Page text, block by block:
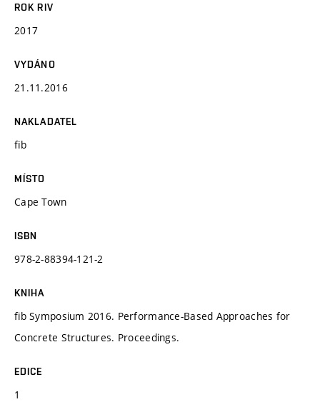
ROK RIV
2017
VYDÁNO
21.11.2016
NAKLADATEL
fib
MÍSTO
Cape Town
ISBN
978-2-88394-121-2
KNIHA
fib Symposium 2016. Performance-Based Approaches for
Concrete Structures. Proceedings.
EDICE
1